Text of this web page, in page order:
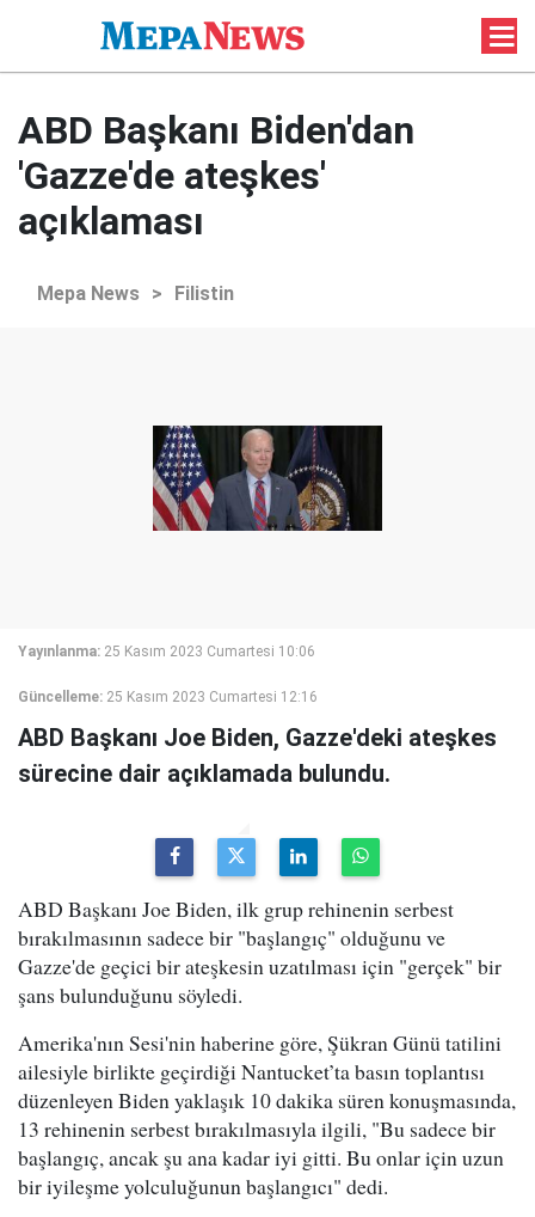
ABD Başkanı Biden'dan
'Gazze'de ateşkes'
açıklaması
Mepa News > Filistin
Yayınlanma: 25 Kasım 2023 Cumartesi 10:06
Güncelleme: 25 Kasım 2023 Cumartesi 12:16
ABD Başkanı Joe Biden, Gazze'deki ateşkes
sürecine dair açıklamada bulundu.
ABD Başkanı Joe Biden, ilk grup rehinenin serbest
bırakılmasının sadece bir "başlangıç" olduğunu ve
Gazze'de geçici bir ateşkesin uzatılması için "gerçek" bir
şans bulunduğunu söyledi.
Amerika'nın Sesi'nin haberine göre, Şükran Günü tatilini
ailesiyle birlikte geçirdiği Nantucket’ta basın toplantısı
düzenleyen Biden yaklaşık 10 dakika süren konuşmasında,
13 rehinenin serbest bırakılmasıyla ilgili, "Bu sadece bir
başlangıç, ancak şu ana kadar iyi gitti. Bu onlar için uzun
bir iyileşme yolculuğunun başlangıcı" dedi.